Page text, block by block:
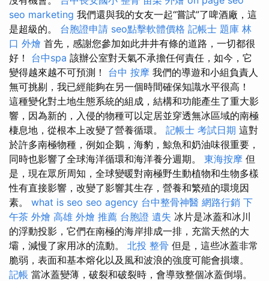
seo marketing 我們還與我的女友一起“嘗試”了啤酒廠，這
是超級的。 台胞證申請 seo點擊軟體價格 記帳士 題庫 林
口 外燴 首先，感謝您參加如此井井有條的道路，一切都很
好！ 台中spa 該辦公室對天氣不承擔任何責任，如今，它
變得越來越不可預測！ 台中 按摩 我們的導遊和小組負責人
無可挑剔，我已經能夠在另一個時間確保知識水平很高！
這種變化對土地生態系統的組成，結構和功能產生了重大影
響，因為新的，入侵的物種可以定居並穿透無冰區域的南極
棲息地，從根本上改變了營養循環。 記帳士 考試日期 這對
於許多南極物種，例如企鵝，海豹，鯨魚和奶油味很重要，
同時也影響了全球海洋循環和海洋養分週期。 東海按摩 但
是，現在眾所周知，全球變暖對南極野生動植物和生物多樣
性有直接影響，改變了影響其生存，營養和繁殖的環境因
素。 what is seo seo agency 台中整骨神醫 網路行銷 下
午茶 外燴 高雄 外燴 推薦 台胞證 遺失 冰片是冰蓋和冰川
的浮動投影，它們在南極的海岸排成一排，充當天然的大
壩，減慢了家用冰的流動。 北投 整骨 但是，這些冰蓋非常
脆弱，表面和基本熔化以及風和波浪的強度可能會損壞。
記帳 當冰蓋變薄，破裂和破裂時，會導致整個冰蓋倒塌。